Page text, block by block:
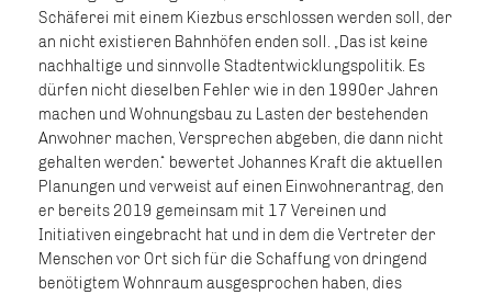
Schäferei mit einem Kiezbus erschlossen werden soll, der
an nicht existieren Bahnhöfen enden soll. „Das ist keine
nachhaltige und sinnvolle Stadtentwicklungspolitik. Es
dürfen nicht dieselben Fehler wie in den 1990er Jahren
machen und Wohnungsbau zu Lasten der bestehenden
Anwohner machen, Versprechen abgeben, die dann nicht
gehalten werden.“ bewertet Johannes Kraft die aktuellen
Planungen und verweist auf einen Einwohnerantrag, den
er bereits 2019 gemeinsam mit 17 Vereinen und
Initiativen eingebracht hat und in dem die Vertreter der
Menschen vor Ort sich für die Schaffung von dringend
benötigtem Wohnraum ausgesprochen haben, dies